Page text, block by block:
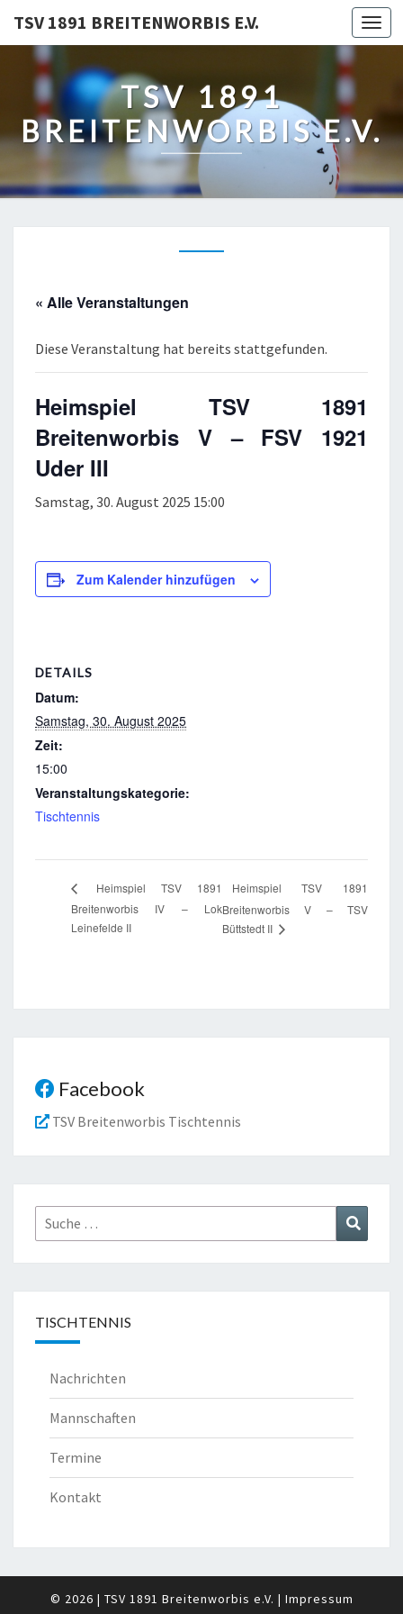
TSV 1891 BREITENWORBIS E.V.
TSV 1891
BREITENWORBIS E.V.
« Alle Veranstaltungen
Diese Veranstaltung hat bereits stattgefunden.
Heimspiel TSV 1891
Breitenworbis V – FSV 1921
Uder III
Samstag, 30. August 2025 15:00
Zum Kalender hinzufügen
DETAILS
Datum:
Samstag, 30. August 2025
Zeit:
15:00
Veranstaltungskategorie:
Tischtennis
Heimspiel TSV 1891
Breitenworbis IV – Lok
Leinefelde II
Heimspiel TSV 1891
Breitenworbis V – TSV
Büttstedt II
Facebook
TSV Breitenworbis Tischtennis
Suche
nach:
TISCHTENNIS
Nachrichten
Mannschaften
Termine
Kontakt
© 2026 | TSV 1891 Breitenworbis e.V. | Impressum